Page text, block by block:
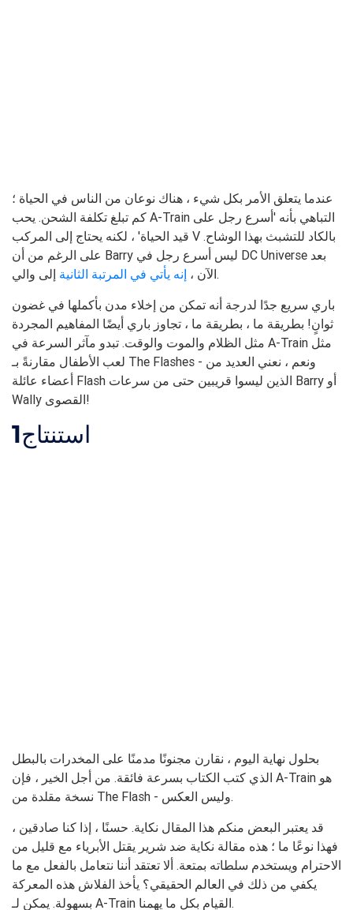
عندما يتعلق الأمر بكل شيء ، هناك نوعان من الناس في الحياة ؛
كم تبلغ تكلفة الشحن. يحب A-Train التباهي بأنه 'أسرع رجل على
قيد الحياة' ، لكنه يحتاج إلى المركب V بالكاد للتشبث بهذا الوشاح.
على الرغم من أن Barry ليس أسرع رجل في DC Universe بعد
الآن ، إنه يأتي في المرتبة الثانية
إلى والي.
باري سريع جدًا لدرجة أنه تمكن من إخلاء مدن بأكملها في غضون
ثوانٍ! بطريقة ما ، بطريقة ما ، تجاوز باري أيضًا المفاهيم المجردة
مثل الظلام والموت والوقت. تبدو مآثر السرعة في A-Train مثل
لعب الأطفال مقارنةً بـ The Flashes - ونعم ، نعني العديد من
أعضاء عائلة Flash الذين ليسوا قريبين حتى من سرعات Barry أو
Wally القصوى!
1استنتاج
بحلول نهاية اليوم ، نقارن مجنونًا مدمنًا على المخدرات بالبطل
الذي كتب الكتاب بسرعة فائقة. من أجل الخير ، فإن A-Train هو
نسخة مقلدة من The Flash - وليس العكس.
قد يعتبر البعض منكم هذا المقال نكاية. حسنًا ، إذا كنا صادقين ،
فهذا نوعًا ما ؛ هذه مقالة نكاية ضد شرير يقتل الأبرياء مع قليل من
الاحترام ويستخدم سلطاته بمتعة. ألا تعتقد أننا نتعامل بالفعل مع ما
يكفي من ذلك في العالم الحقيقي؟ يأخذ الفلاش هذه المعركة
بسهولة. يمكن لـ A-Train القيام بكل ما يهمنا.